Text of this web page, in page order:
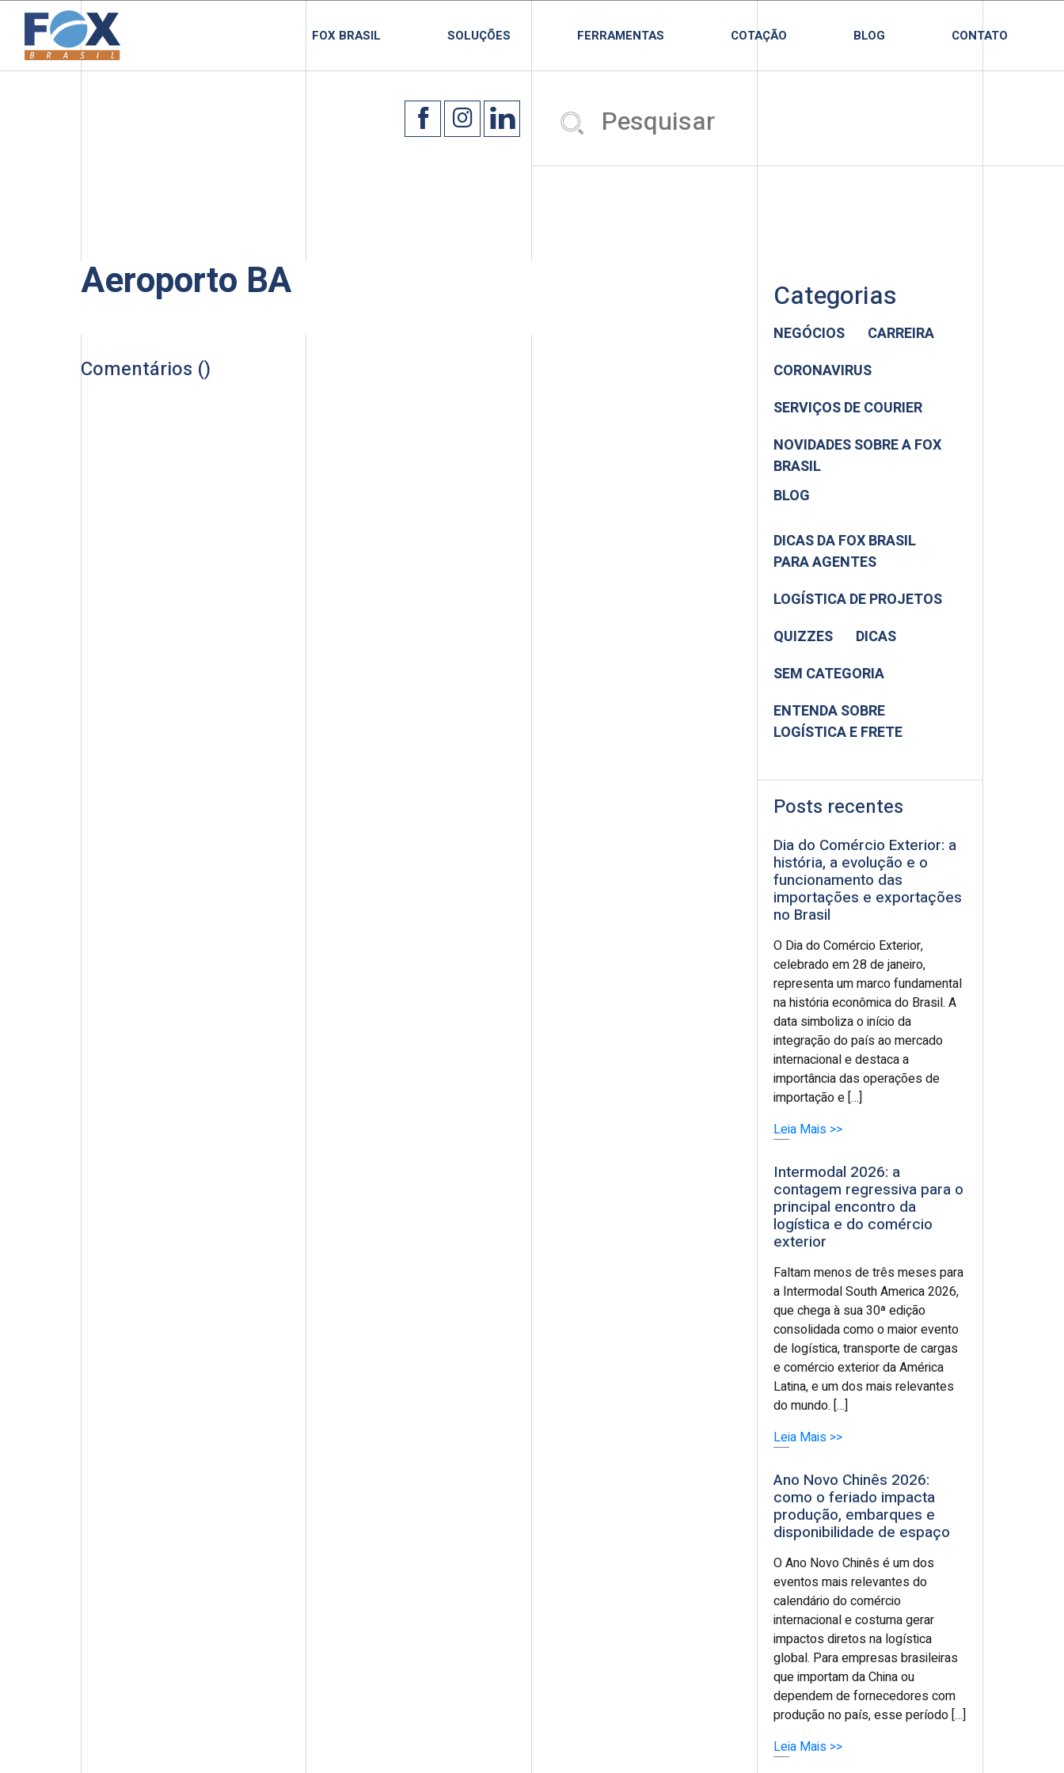
FOX BRASIL SOLUÇÕES FERRAMENTAS COTAÇÃO BLOG CONTATO
Aeroporto BA
Comentários ()
Categorias
NEGÓCIOS
CARREIRA
CORONAVIRUS
SERVIÇOS DE COURIER
NOVIDADES SOBRE A FOX
BRASIL
BLOG
DICAS DA FOX BRASIL
PARA AGENTES
LOGÍSTICA DE PROJETOS
QUIZZES
DICAS
SEM CATEGORIA
ENTENDA SOBRE
LOGÍSTICA E FRETE
Posts recentes
Dia do Comércio Exterior: a
história, a evolução e o
funcionamento das
importações e exportações
no Brasil
O Dia do Comércio Exterior,
celebrado em 28 de janeiro,
representa um marco fundamental
na história econômica do Brasil. A
data simboliza o início da
integração do país ao mercado
internacional e destaca a
importância das operações de
importação e […]
Leia Mais >>
Intermodal 2026: a
contagem regressiva para o
principal encontro da
logística e do comércio
exterior
Faltam menos de três meses para
a Intermodal South America 2026,
que chega à sua 30ª edição
consolidada como o maior evento
de logística, transporte de cargas
e comércio exterior da América
Latina, e um dos mais relevantes
do mundo. […]
Leia Mais >>
Ano Novo Chinês 2026:
como o feriado impacta
produção, embarques e
disponibilidade de espaço
O Ano Novo Chinês é um dos
eventos mais relevantes do
calendário do comércio
internacional e costuma gerar
impactos diretos na logística
global. Para empresas brasileiras
que importam da China ou
dependem de fornecedores com
produção no país, esse período […]
Leia Mais >>